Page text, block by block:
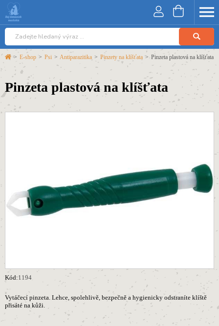
> E-shop > Psi > Antiparazitika > Pinzety na klíšťata > Pinzeta plastová na klíšťata
Pinzeta plastová na klíšťata
Kód:1194
Vytáčecí pinzeta. Lehce, spolehlivě, bezpečně a hygienicky odstraníte klíště
přisáté na kůži.